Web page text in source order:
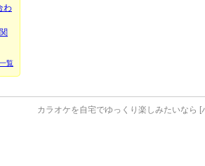
わ
覧
カラオケを自宅でゆっくり楽しみたいなら [